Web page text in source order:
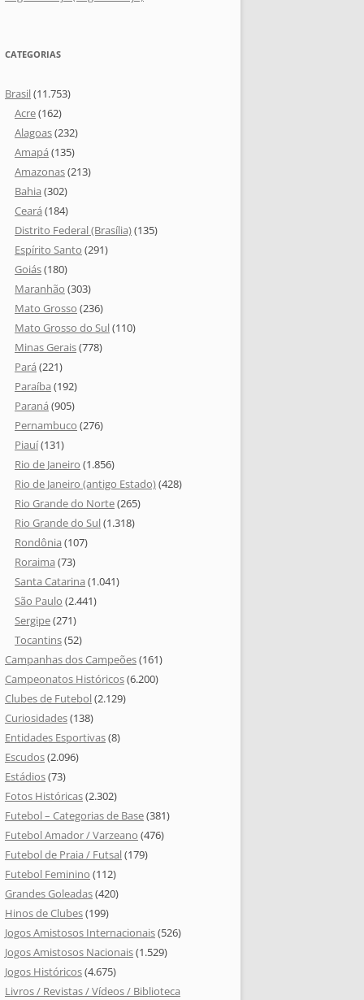
CATEGORIAS
Brasil(11.753)
Acre(162)
Alagoas(232)
Amapá (135)
Amazonas(213)
Bahia (302)
Ceará (184)
Distrito Federal (Brasília)(135)
Espírito Santo (291)
Goiás(180)
Maranhão (303)
Mato Grosso (236)
Mato Grosso do Sul(110)
Minas Gerais(778)
Pará (221)
Paraíba (192)
Paraná (905)
Pernambuco (276)
Piauí(131)
Rio de Janeiro (1.856)
Rio de Janeiro (antigo Estado)(428)
Rio Grande do Norte(265)
Rio Grande do Sul(1.318)
Rondônia (107)
Roraima (73)
Santa Catarina (1.041)
São Paulo (2.441)
Sergipe(271)
Tocantins(52)
Campanhas dos Campeões(161)
Campeonatos Históricos(6.200)
Clubes de Futebol(2.129)
Curiosidades(138)
Entidades Esportivas(8)
Escudos(2.096)
Estádios(73)
Fotos Históricas(2.302)
Futebol – Categorias de Base(381)
Futebol Amador / Varzeano (476)
Futebol de Praia / Futsal(179)
Futebol Feminino (112)
Grandes Goleadas(420)
Hinos de Clubes(199)
Jogos Amistosos Internacionais(526)
Jogos Amistosos Nacionais(1.529)
Jogos Históricos(4.675)
Livros / Revistas / Vídeos / Biblioteca